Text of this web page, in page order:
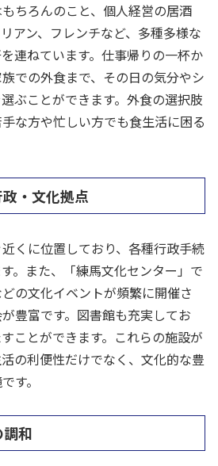
ちろんのこと、個人経営の居酒
アン、フレンチなど、多種多様な
連ねています。仕事帰りの一杯か
での外食まで、その日の気分やシ
ぶことができます。外食の選択肢
な方や忙しい方でも食生活に困る
・文化拠点
くに位置しており、各種行政手続
。また、「練馬文化センター」で
の文化イベントが頻繁に開催さ
豊富です。図書館も充実してお
ことができます。これらの施設が
の利便性だけでなく、文化的な豊
す。
和